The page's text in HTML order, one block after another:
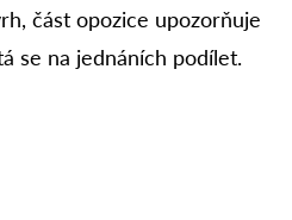
část opozice upozorňuje
se na jednáních podílet.